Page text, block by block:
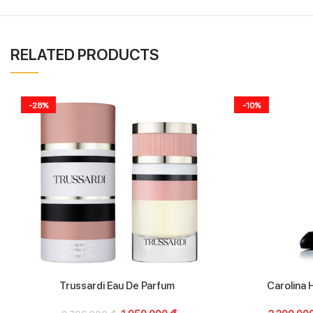
RELATED PRODUCTS
-28%
Trussardi Eau De Parfum
-10%
Carolina